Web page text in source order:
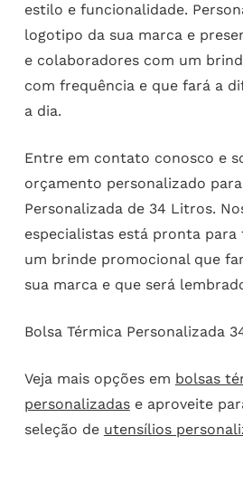
estilo e funcionalidade.
logotipo da sua marca e
e colaboradores com um
com frequência e que fará a
a dia.
Entre em contato conosco e
orçamento personalizado
Personalizada de 34 Litros.
especialistas está pronta
um brinde promocional que
sua marca e que será
Bolsa Térmica Personalizada
Veja mais opções em bolsas
personalizadase aproveite
seleção de utensílios